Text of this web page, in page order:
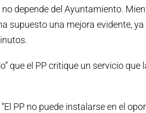
depende del Ayuntamiento.
supuesto una mejora evidente, ya
que el PP critique un servicio que
PP no puede instalarse en el